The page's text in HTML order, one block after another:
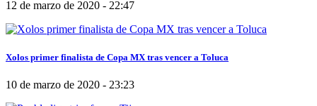
12 de marzo de 2020 - 22:47
Xolos primer finalista de Copa MX tras vencer a Toluca
10 de marzo de 2020 - 23:23